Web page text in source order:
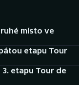
místo ve
etapu Tour
etapu Tour de